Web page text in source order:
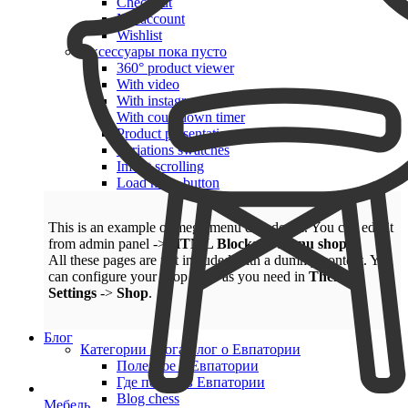
My account
Wishlist
Аксессуары пока пусто
360° product viewer
With video
With instagram
With countdown timer
Product presentation
Variations swatches
Infinit scrolling
Load more button
This is an example of mega menu dropdown. You can edit it
from admin panel ->
HTML Blocks-> Menu shop
All these pages are not included with a dummy content. You
can configure your shop page as you need in Theme
Settings -> Shop.
Блог
Категории блога
Блог о Евпатории
Полезное о Евпатории
Где поесть в Евпатории
Blog chess
Мебель